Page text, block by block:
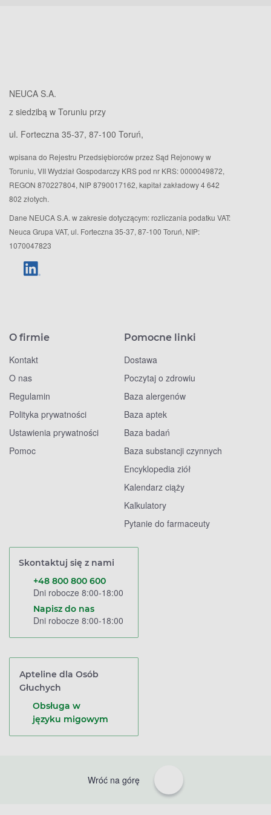
NEUCA S.A.
z siedzibą w Toruniu przy
ul. Forteczna 35-37, 87-100 Toruń,
wpisana do Rejestru Przedsiębiorców przez Sąd Rejonowy w
Toruniu, VII Wydział Gospodarczy KRS pod nr KRS: 0000049872,
REGON 870227804, NIP 8790017162, kapitał zakładowy 4 642
802 złotych.
Dane NEUCA S.A. w zakresie dotyczącym: rozliczania podatku VAT:
Neuca Grupa VAT, ul. Forteczna 35-37, 87-100 Toruń, NIP:
1070047823
O firmie
Kontakt
O nas
Regulamin
Polityka prywatności
Ustawienia prywatności
Pomoc
Pomocne linki
Dostawa
Poczytaj o zdrowiu
Baza alergenów
Baza aptek
Baza badań
Baza substancji czynnych
Encyklopedia ziół
Kalendarz ciąży
Kalkulatory
Pytanie do farmaceuty
Skontaktuj się z nami
+48 800 800 600
Dni robocze 8:00-18:00
Napisz do nas
Dni robocze 8:00-18:00
Apteline dla Osób
Głuchych
Obsługa w
języku migowym
Wróć na górę